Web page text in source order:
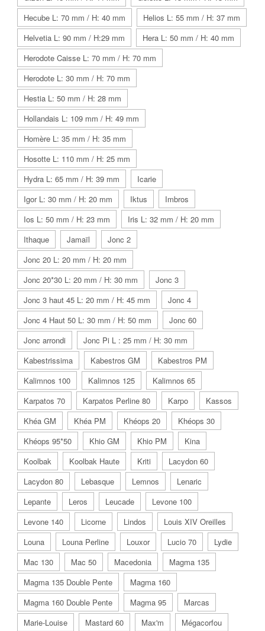
Hecube L: 70 mm / H: 40 mm
Helios L: 55 mm / H: 37 mm
Helvetia L: 90 mm / H:29 mm
Hera L: 50 mm / H: 40 mm
Herodote Caisse L: 70 mm / H: 70 mm
Herodote L: 30 mm / H: 70 mm
Hestia L: 50 mm / H: 28 mm
Hollandais L: 109 mm / H: 49 mm
Homère L: 35 mm / H: 35 mm
Hosotte L: 110 mm / H: 25 mm
Hydra L: 65 mm / H: 39 mm
Icarie
Igor L: 30 mm / H: 20 mm
Iktus
Imbros
Ios L: 50 mm / H: 23 mm
Iris L: 32 mm / H: 20 mm
Ithaque
Jamaïl
Jonc 2
Jonc 20 L: 20 mm / H: 20 mm
Jonc 20*30 L: 20 mm / H: 30 mm
Jonc 3
Jonc 3 haut 45 L: 20 mm / H: 45 mm
Jonc 4
Jonc 4 Haut 50 L: 30 mm / H: 50 mm
Jonc 60
Jonc arrondi
Jonc Pi L : 25 mm / H: 30 mm
Kabestrissima
Kabestros GM
Kabestros PM
Kalimnos 100
Kalimnos 125
Kalimnos 65
Karpatos 70
Karpatos Perline 80 Karpo
Kassos
Khéa GM
Khéa PM Khéops 20
Khéops 30
Khéops 95*50
Khio GM Khio PM
Kina
Koolbak
Koolbak Haute Kriti
Lacydon 60
Lacydon 80
Lebasque Lemnos
Lenaric
Lepante
Leros Leucade
Levone 100
Levone 140
Licorne Lindos
Louis XIV Oreilles
Louna
Louna Perline Louxor Lucio 70
Lydie
Mac 130
Mac 50 Macedonia
Magma 135
Magma 135 Double Pente
Magma 160
Magma 160 Double Pente
Magma 95
Marcas
Marie-Louise
Mastard 60 Max'm
Mégacorfou